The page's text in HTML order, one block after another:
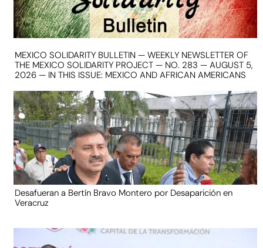
MEXICO SOLIDARITY BULLETIN — WEEKLY NEWSLETTER OF
THE MEXICO SOLIDARITY PROJECT — NO. 283 — AUGUST 5,
2026 — IN THIS ISSUE: MEXICO AND AFRICAN AMERICANS
Desafueran a Bertín Bravo Montero por Desaparición en
Veracruz